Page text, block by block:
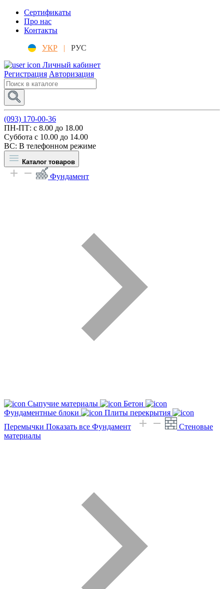
Сертификаты
Про нас
Контакты
УКР |
РУС
Личный кабинет
Регистрация Авторизация
(093) 170-00-36
ПН-ПТ: c 8.00 до 18.00
Суббота с 10.00 до 14.00
ВС: В телефонном режиме
Каталог товаров
Фундамент
Сыпучие материалы
Бетон
Фундаментные блоки
Плиты перекрытия
Перемычки Показать все Фундамент
Стеновые
материалы